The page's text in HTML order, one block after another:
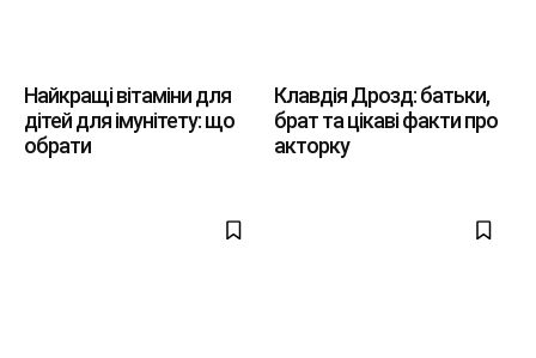
Найкращі вітаміни для
дітей для імунітету: що
обрати
Клавдія Дрозд: батьки,
брат та цікаві факти про
акторку